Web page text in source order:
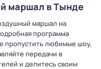
маршал в Тынде
маршал на
программа
пропустить любимые шоу,
передачи в
и делитесь своим